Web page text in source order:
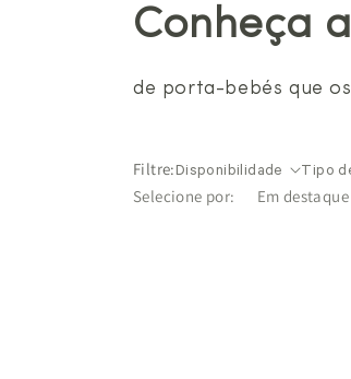
Conheça
de porta-bebés que
Filtre: Disponibilidade Tipo
Selecione por: